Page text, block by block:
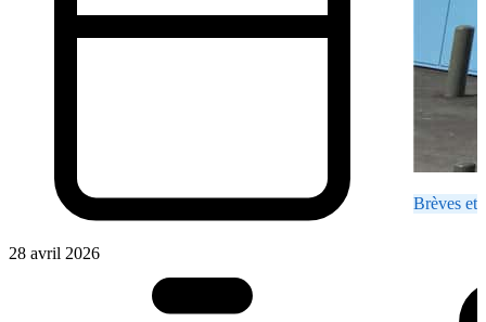
28 avril 2026
Brèves et